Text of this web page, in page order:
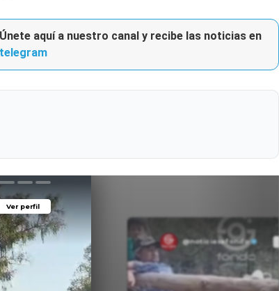
Únete aquí a nuestro canal y recibe las noticias en
telegram
Ver perfil
Ver perfil
@noticiasafondo